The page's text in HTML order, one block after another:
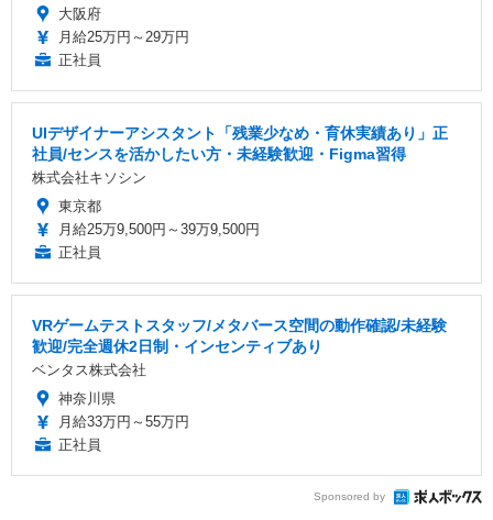
大阪府
月給25万円～29万円
正社員
UIデザイナーアシスタント「残業少なめ・育休実績あり」正
社員/センスを活かしたい方・未経験歓迎・Figma習得
株式会社キソシン
東京都
月給25万9,500円～39万9,500円
正社員
VRゲームテストスタッフ/メタバース空間の動作確認/未経験
歓迎/完全週休2日制・インセンティブあり
ベンタス株式会社
神奈川県
月給33万円～55万円
正社員
Sponsored by